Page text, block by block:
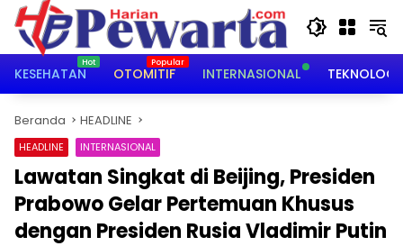
Langsung
konten
KESEHATAN
OTOMITIF INTERNASIONAL TEKNOLOGI
Beranda HEADLINE
HEADLINE INTERNASIONAL
Lawatan Singkat di Beijing, Presiden
Prabowo Gelar Pertemuan Khusus
dengan Presiden Rusia Vladimir Putin